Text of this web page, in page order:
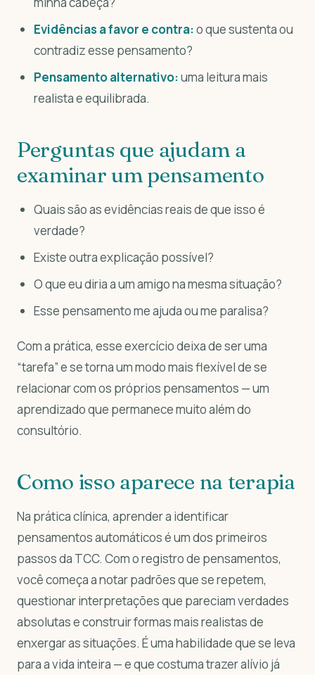
Evidências a favor e contra:o que sustenta ou
contradiz esse pensamento?
Pensamento alternativo:uma leitura mais
realista e equilibrada.
Perguntas que ajudam a
examinar um pensamento
Quais são as evidências reais de que isso é
verdade?
Existe outra explicação possível?
O que eu diria a um amigo na mesma situação?
Esse pensamento me ajuda ou me paralisa?
Com a prática, esse exercício deixa de ser uma
“tarefa” e se torna um modo mais flexível de se
relacionar com os próprios pensamentos — um
aprendizado que permanece muito além do
consultório.
Como isso aparece na terapia
Na prática clínica, aprender a identificar
pensamentos automáticos é um dos primeiros
passos da TCC. Com o registro de pensamentos,
você começa a notar padrões que se repetem,
questionar interpretações que pareciam verdades
absolutas e construir formas mais realistas de
enxergar as situações. É uma habilidade que se leva
para a vida inteira — e que costuma trazer alívio já